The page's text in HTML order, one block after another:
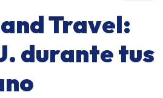
Travel:
durante tus